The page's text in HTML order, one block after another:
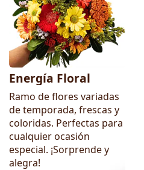
Energía Floral
Ramo de flores variadas
de temporada, frescas y
coloridas. Perfectas para
cualquier ocasión
especial. ¡Sorprende y
alegra!